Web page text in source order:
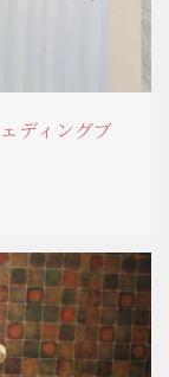
ディングブ